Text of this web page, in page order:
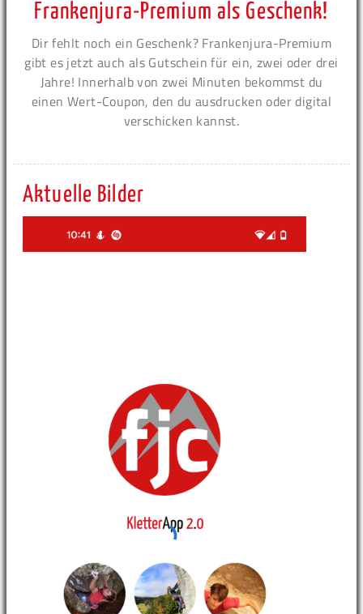
Frankenjura-Premium als Geschenk!
Dir fehlt noch ein Geschenk? Frankenjura-Premium
gibt es jetzt auch als Gutschein für ein, zwei oder drei
Jahre! Innerhalb von zwei Minuten bekommst du
einen Wert-Coupon, den du ausdrucken oder digital
verschicken kannst.
Aktuelle Bilder